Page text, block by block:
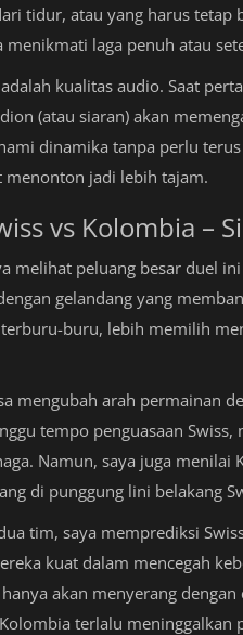
tidur, atau yang harus tetap
laga penuh atau
kualitas audio. Saat
(atau siaran) akan
dinamika tanpa perlu
menonton jadi lebih tajam.
vs Kolombia –
melihat peluang besar duel
gelandang yang
buru, lebih memilih
mengubah arah permainan
tempo penguasaan
Namun, saya juga
di punggung lini belakang
tim, saya memprediksi
kuat dalam mencegah
akan menyerang
terlalu meninggalkan